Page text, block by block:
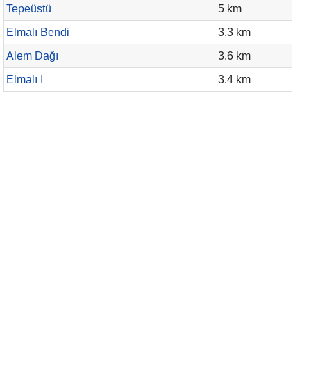
Tepeüstü
5 km
Elmalı Bendi
3.3 km
Alem Dağı
3.6 km
Elmalı I
3.4 km